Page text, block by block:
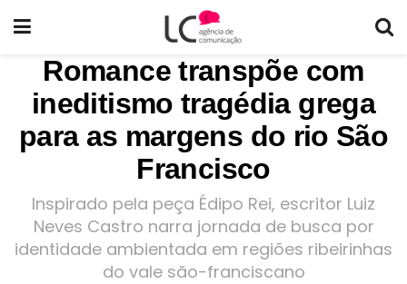
Romance transpõe com
ineditismo tragédia grega
para as margens do rio São
Francisco
Inspirado pela peça Édipo Rei, escritor Luiz
Neves Castro narra jornada de busca por
identidade ambientada em regiões ribeirinhas
do vale são-franciscano